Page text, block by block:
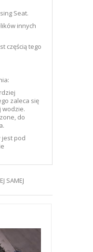
Seat.
innych
częścią tego
zaleca się
wodzie.
do
jest pod
SAMEJ